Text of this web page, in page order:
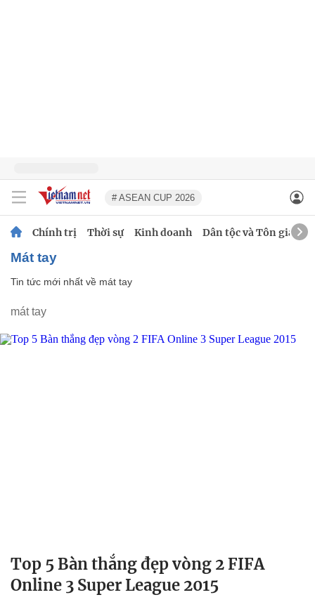
# ASEAN CUP 2026
Chính trị Thời sự Kinh doanh Dân tộc và Tôn giáo
mát tay
Tin tức mới nhất về mát tay
mát tay
Top 5 Bàn thắng đẹp vòng 2 FIFA
Online 3 Super League 2015